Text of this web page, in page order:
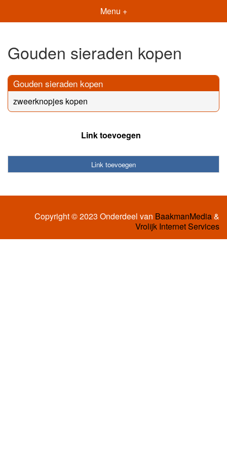
Menu +
Gouden sieraden kopen
Gouden sieraden kopen
zweerknopjes kopen
Link toevoegen
Link toevoegen
Copyright © 2023 Onderdeel van BaakmanMedia&
Vrolijk Internet Services